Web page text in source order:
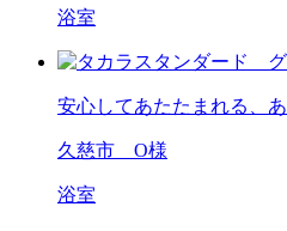
浴室
安心してあたたまれる、
久慈市 O様
浴室